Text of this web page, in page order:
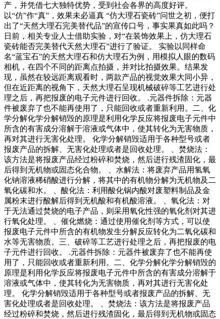
产，并凭借七大独特优势，受到社会各界的高度好评。
以“仿”作“真”，效果未必逼真 “仿大理石瓷砖”问世之初，便打
出了“天然大理石完美替代品”的宣传口号，事实果真如此吗？
日前，相关专业人士借助实验，对“在装饰效果上，仿大理石
瓷砖能否完美替代天然大理石”进行了验证。 实验以同样命
名“蓝宝石”的天然大理石和仿大理石为例，用模拟人眼的数码
相机，在四个不同的距离点拍摄，并对比拍摄效果。结果发
现，虽然在较远距离观看时，两款产品的视觉效果大同小异，
但在近距离的视角下，天然大理石呈现机械破碎等工艺进行处
理之后，再把报废的电子元件进行回收。 .元器件拆除：元器
件被废弃了也不能再使用了，只能回收或者重新利用。二、化
学分解化学分解销毁的原理是利用化学反应将报废电子元件中
所含的有害成分溶解于溶液或气体中，使其转化为无害物质，
再对其进行无害化处理。 化学分解销毁适用于各种型号或者
报废产品的拆解、无害化处理或者是回收处理。 、焚烧法：
该方法是将报废产品经过粉碎和焚烧，然后进行残渣固化，最
后得到无机物或固态化合物。 、水解法：将废弃产品用氢氧
化钠溶液稀硝酸进行分解，将其中的有机物分解为无机物及二
氧化碳和水。 、酸化法：利用酸化锅内酸对废塑料制品及金
属粉末进行酸解后得到无机酸和有机酸溶液。 、氧化法：对
于无法通过焚烧的电子产品，则采用氧化性强的氧化剂对其进
行氧化处理。 、催化燃烧：通过使用催化剂等方式，可以使
报废电子元件中所含的有机物发生分解反应转化为二氧化碳和
水等无害物质。三、破碎等工艺进行处理之后，再把报废的电
子元件进行回收。 .元器件拆除：元器件被废弃了也不能再使
用了，只能回收或者重新利用。二、化学分解化学分解销毁的
原理是利用化学反应将报废电子元件中所含的有害成分溶解于
溶液或气体中，使其转化为无害物质，再对其进行无害化处
理。 化学分解销毁适用于各种型号或者报废产品的拆解、无
害化处理或者是回收处理。 、焚烧法：该方法是将报废产品
经过粉碎和焚烧，然后进行残渣固化，最后得到无机物或固态